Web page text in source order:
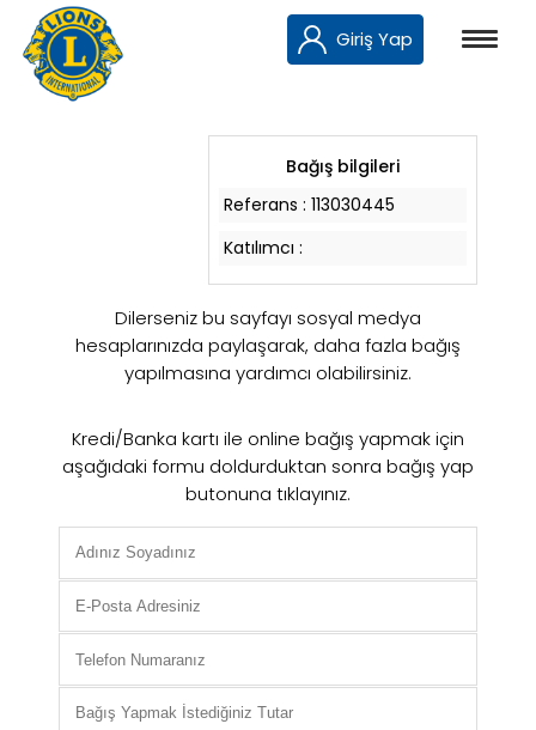
Giriş Yap
Bağış bilgileri
Referans : 113030445
Katılımcı :
Dilerseniz bu sayfayı sosyal medya
hesaplarınızda paylaşarak, daha fazla bağış
yapılmasına yardımcı olabilirsiniz.
Kredi/Banka kartı ile online bağış yapmak için
aşağıdaki formu doldurduktan sonra bağış yap
butonuna tıklayınız.